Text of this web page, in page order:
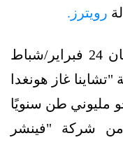
رويترز.
وذكرت الشركة الصينية، في بيان 24 فبراير/شباط
"تشاينا غاز هونغدا
مليوني طن سنويًا
من شركة "فينشر